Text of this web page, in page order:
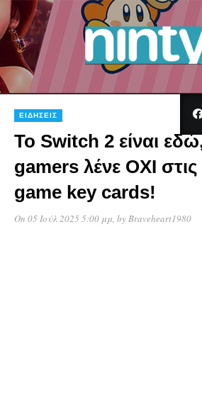
ΕΙΔΉΣΕΙΣ
Το Switch 2 είναι
gamers λένε OXI στις
game key cards!
On 05 Ιούλ 2025 5:00 μμ , by Braveheart1980